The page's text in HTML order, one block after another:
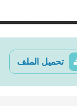
تحميل الملف